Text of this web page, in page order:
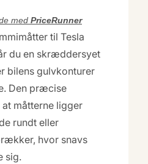
med PriceRunner
til Tesla
du en skræddersyet
bilens gulvkonturer
Den præcise
måtterne ligger
rundt eller
hvor snavs
sig.